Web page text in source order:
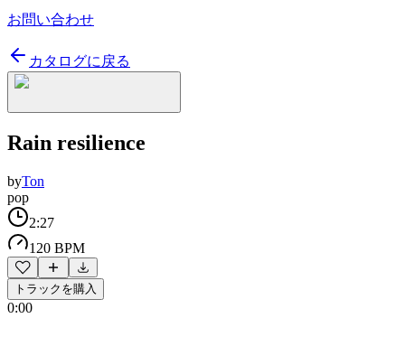
お問い合わせ
カタログに戻る
Rain resilience
byTon
pop
2:27
120 BPM
トラックを購入
0:00